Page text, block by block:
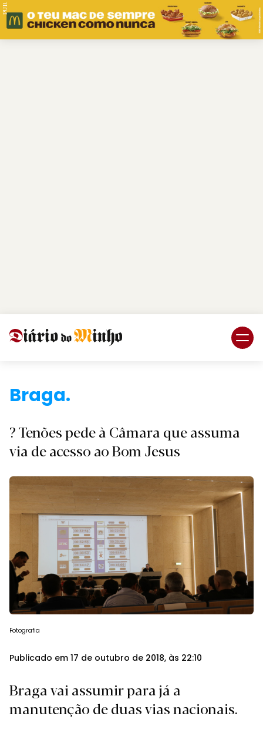
PUB.
Braga
? Tenões pede à Câmara que assuma
via de acesso ao Bom Jesus
Fotografia
Publicado em 17 de outubro de 2018, às 22:10
Braga vai assumir para já a
manutenção de duas vias nacionais.